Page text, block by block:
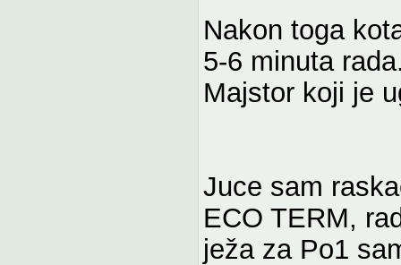
Nakon toga
5-6 minuta
Majstor koji je
Juce sam
ECO TERM,
ježa za Po1